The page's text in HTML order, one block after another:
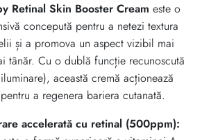
fost:
129 lei.
10320 lei.
Retinal Skin Booster Cream este o
concepută pentru a netezi textura
și a promova un aspect vizibil mai
tânăr. Cu o dublă funcție recunoscută
această cremă acționează
a regenera bariera cutanată.
accelerată cu retinal (500ppm):